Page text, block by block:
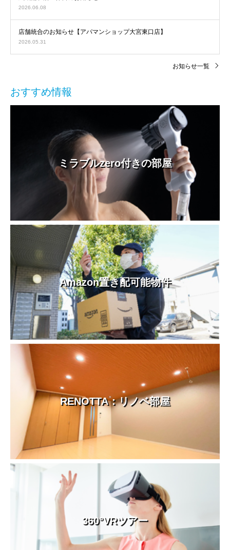
2026.06.08
店舗統合のお知らせ【アパマンショップ大宮東口店】
2026.05.31
お知らせ一覧
おすすめ情報
ミラブルzero付きの部屋
Amazon置き配可能物件
RENOTTA：リノベ部屋
360°VRツアー